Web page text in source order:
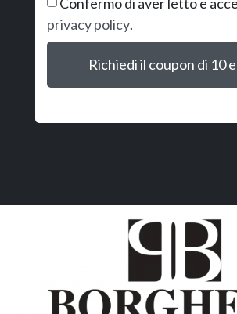
privacy policy.
Richiedi il coupon di 10